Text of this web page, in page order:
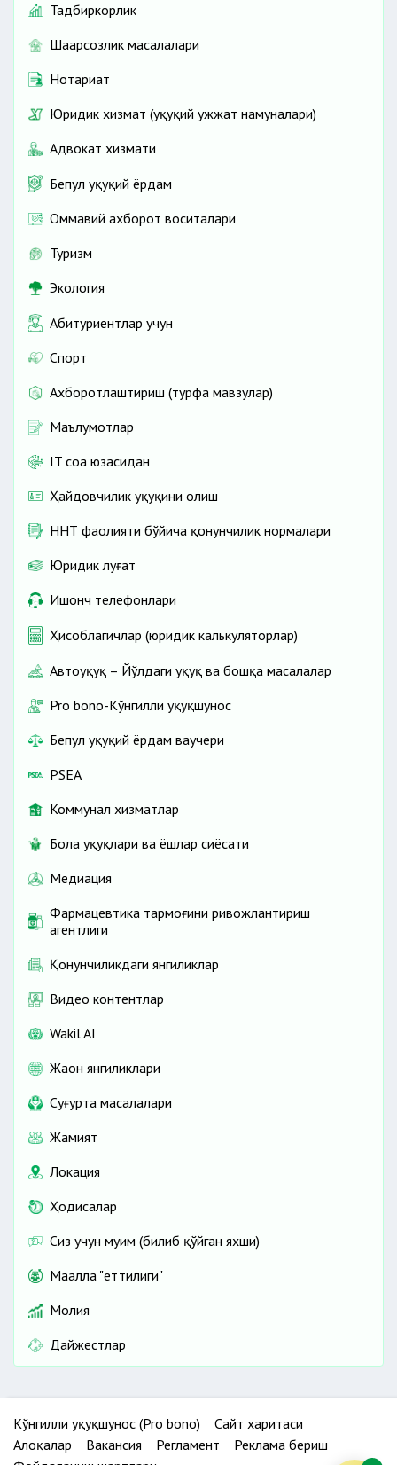
Тадбиркорлик
Шаҳарсозлик масалалари
Нотариат
Юридик хизмат (ҳуқуқий ҳужжат намуналари)
Адвокат хизмати
Бепул ҳуқуқий ёрдам
Оммавий ахборот воситалари
Туризм
Экология
Абитуриентлар учун
Спорт
Ахборотлаштириш (турфа мавзулар)
Маълумотлар
IT соҳа юзасидан
Ҳайдовчилик ҳуқуқини олиш
ННТ фаолияти бўйича қонунчилик нормалари
Юридик луғат
Ишонч телефонлари
Ҳисоблагичлар (юридик калькуляторлар)
Автоҳуқуқ – Йўлдаги ҳуқуқ ва бошқа масалалар
Pro bono-Кўнгилли ҳуқуқшунос
Бепул ҳуқуқий ёрдам ваучери
PSEA
Коммунал хизматлар
Бола ҳуқуқлари ва ёшлар сиёсати
Медиация
Фармацевтика тармоғини ривожлантириш
агентлиги
Қонунчиликдаги янгиликлар
Видео контентлар
Wakil AI
Жаҳон янгиликлари
Cуғурта масалалари
Жамият
Локация
Ҳодисалар
Сиз учун муҳим (билиб қўйган яхши)
Маҳалла "еттилиги"
Молия
Дайжестлар
Кўнгилли ҳуқуқшунос (Pro bono)
Сайт харитаси
Алоқалар
Вакансия Регламент
Реклама бериш